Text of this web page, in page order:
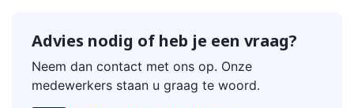
Advies nodig of heb je een vraag?
Neem dan contact met ons op. Onze
medewerkers staan u graag te woord.